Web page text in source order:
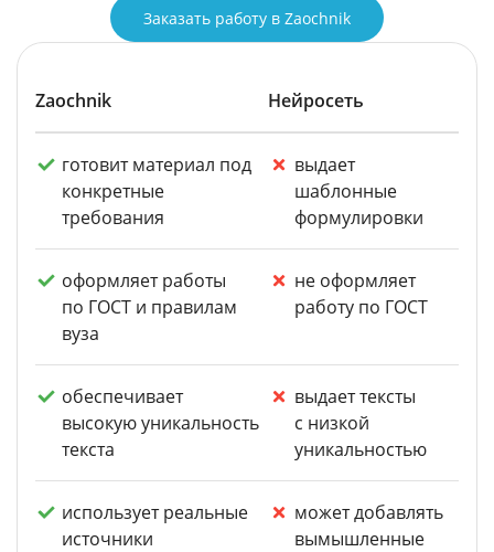
Заказать работу в Zaochnik
Zaochnik Нейросеть
готовит материал под
конкретные
требования
выдает
шаблонные
формулировки
оформляет работы
по ГОСТ и правилам
вуза
не оформляет
работу по ГОСТ
обеспечивает
высокую уникальность
текста
выдает тексты
с низкой
уникальностью
использует реальные
источники
может добавлять
вымышленные